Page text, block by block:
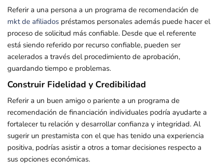
Referir a una persona a un programa de recomendación de
mkt de afiliados préstamos personales además puede hacer el
proceso de solicitud más confiable. Desde que el referente
está siendo referido por recurso confiable, pueden ser
acelerados a través del procedimiento de aprobación,
guardando tiempo e problemas.
Construir Fidelidad y Credibilidad
Referir a un buen amigo o pariente a un programa de
recomendación de financiación individuales podría ayudarte a
fortalecer tu relación y desarrollar confianza y integridad. Al
sugerir un prestamista con el que has tenido una experiencia
positiva, podrías asistir a otros a tomar decisiones respecto a
sus opciones económicas.